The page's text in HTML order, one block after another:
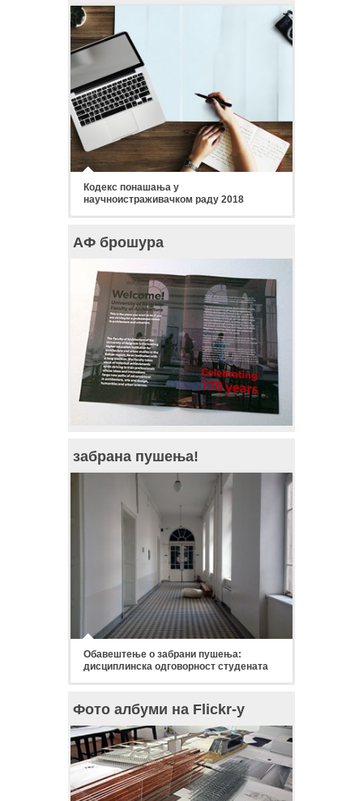
Кодекс понашања у
научноистраживачком раду 2018
АФ брошура
забрана пушења!
Обавештење о забрани пушења:
дисциплинска одговорност студената
Фото албуми на Flickr-у